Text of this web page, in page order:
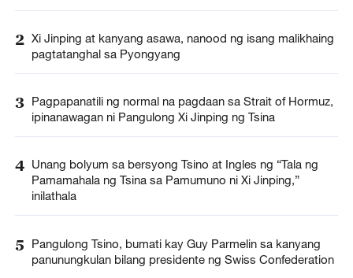
2 Xi Jinping at kanyang asawa, nanood ng isang malikhaing
pagtatanghal sa Pyongyang
3 Pagpapanatili ng normal na pagdaan sa Strait of Hormuz,
ipinanawagan ni Pangulong Xi Jinping ng Tsina
4 Unang bolyum sa bersyong Tsino at Ingles ng “Tala ng
Pamamahala ng Tsina sa Pamumuno ni Xi Jinping,”
inilathala
5
Pangulong Tsino, bumati kay Guy Parmelin sa kanyang
panunungkulan bilang presidente ng Swiss Confederation